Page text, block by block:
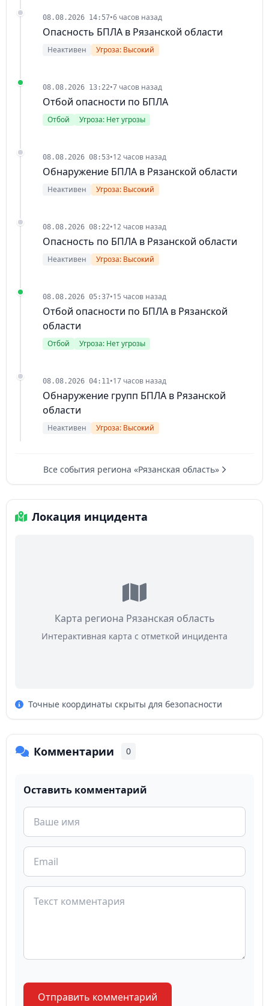
08.08.2026 14:57•6 часов назад
Опасность БПЛА в Рязанской области
Неактивен Угроза: Высокий
08.08.2026 13:22•7 часов назад
Отбой опасности по БПЛА
Отбой Угроза: Нет угрозы
08.08.2026 08:53•12 часов назад
Обнаружение БПЛА в Рязанской области
Неактивен Угроза: Высокий
08.08.2026 08:22•12 часов назад
Опасность по БПЛА в Рязанской области
Неактивен Угроза: Высокий
08.08.2026 05:37•15 часов назад
Отбой опасности по БПЛА в Рязанской
области
Отбой Угроза: Нет угрозы
08.08.2026 04:11•17 часов назад
Обнаружение групп БПЛА в Рязанской
области
Неактивен Угроза: Высокий
Все события региона «Рязанская область»
Локация инцидента
Карта региона Рязанская область
Интерактивная карта с отметкой инцидента
Точные координаты скрыты для безопасности
Комментарии 0
Оставить комментарий
Отправить комментарий